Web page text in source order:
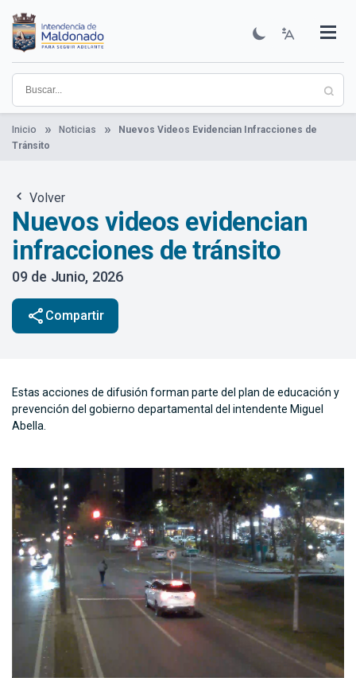
contenido
principal
Institucional
Municipios
Descubre Maldonado
Comunicación
Servicios
Guía De Trámites
Ver Noticias
Inicio Noticias
Nuevos Videos Evidencian Infracciones de
Tránsito
Volver
Nuevos videos evidencian
infracciones de tránsito
09 de Junio, 2026
share Compartir
Estas acciones de difusión forman parte del plan de educación y
prevención del gobierno departamental del intendente Miguel
Abella.